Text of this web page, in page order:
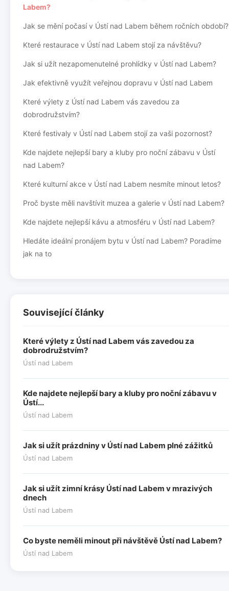
Labem?
Jak se mění počasí v Ústí nad Labem během ročních období?
Které restaurace v Ústí nad Labem stojí za návštěvu?
Jak si užít nezapomenutelné prohlídky v Ústí nad Labem?
Jak efektivně využít veřejnou dopravu v Ústí nad Labem
Které výlety z Ústí nad Labem vás zavedou za
dobrodružstvím?
Které festivaly v Ústí nad Labem stojí za vaši pozornost?
Kde najdete nejlepší bary a kluby pro noční zábavu v Ústí
nad Labem?
Které kulturní akce v Ústí nad Labem nesmíte minout letos?
Proč byste měli navštívit muzea a galerie v Ústí nad Labem?
Kde najdete nejlepší kávu a atmosféru v Ústí nad Labem?
Hledáte ideální pronájem bytu v Ústí nad Labem? Poradíme
jak na to
Související články
Které výlety z Ústí nad Labem vás zavedou za
dobrodružstvím?
Ústí nad Labem
Kde najdete nejlepší bary a kluby pro noční zábavu v
Ústí...
Ústí nad Labem
Jak si užít prázdniny v Ústí nad Labem plné zážitků
Ústí nad Labem
Jak si užít zimní krásy Ústí nad Labem v mrazivých
dnech
Ústí nad Labem
Co byste neměli minout při návštěvě Ústí nad Labem?
Ústí nad Labem